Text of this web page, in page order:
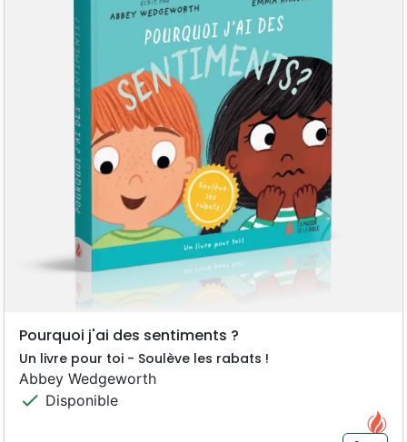
Pourquoi j'ai des sentiments ?
Un livre pour toi - Soulève les rabats !
Abbey Wedgeworth
check Disponible